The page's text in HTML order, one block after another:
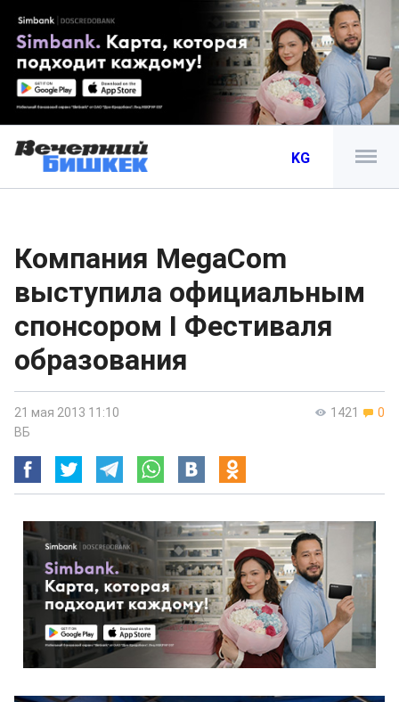
KG
Компания MegaCom
выступила официальным
спонсором I Фестиваля
образования
1421 0
21 мая 2013 11:10
ВБ